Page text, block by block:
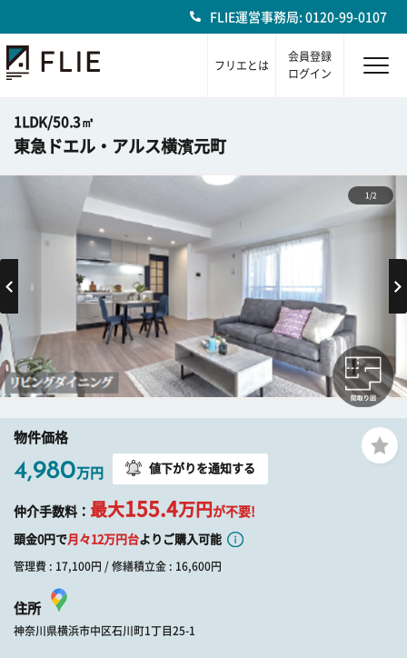
FLIE運営事務局: 0120-99-0107
フリエとは
会員登録
ログイン
1LDK/50.3㎡
東急ドエル・アルス横濱元町
1/2
物件価格
4,980万円 値下がりを通知する
仲介手数料： 最大155.4万円 が不要!
頭金0円で月々12万円台よりご購入可能
管理費 : 17,100円 / 修繕積立金 : 16,600円
住所
神奈川県横浜市中区石川町1丁目25-1